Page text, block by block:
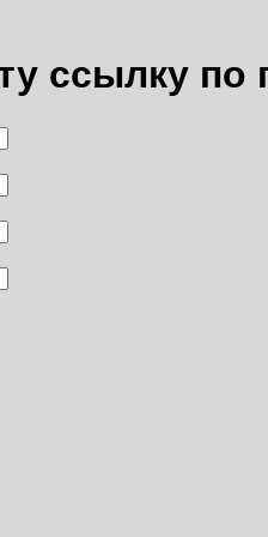
ссылку по